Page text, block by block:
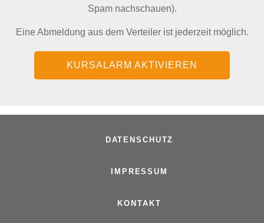
Spam nachschauen).
Eine Abmeldung aus dem Verteiler ist jederzeit möglich.
KURSALARM AKTIVIEREN
DATENSCHUTZ
IMPRESSUM
KONTAKT